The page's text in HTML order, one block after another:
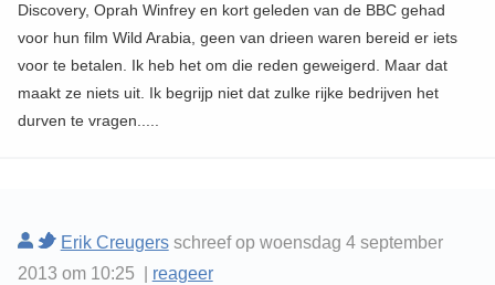
Discovery, Oprah Winfrey en kort geleden van de BBC gehad
voor hun film Wild Arabia, geen van drieen waren bereid er iets
voor te betalen. Ik heb het om die reden geweigerd. Maar dat
maakt ze niets uit. Ik begrijp niet dat zulke rijke bedrijven het
durven te vragen.....
Erik Creugersschreef op woensdag 4 september
2013 om 10:25 | reageer